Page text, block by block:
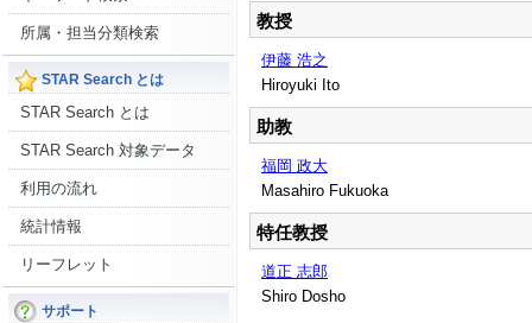
所属・担当分類検索
STAR Search とは
STAR Search とは
STAR Search 対象データ
利用の流れ
統計情報
リーフレット
サポート
教授
伊藤 浩之
Hiroyuki Ito
助教
福岡 政大
Masahiro Fukuoka
特任教授
道正 志郎
Shiro Dosho